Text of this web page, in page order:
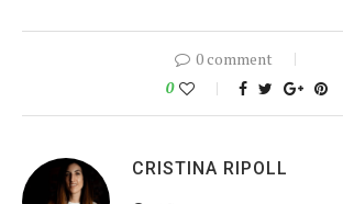
0 comment
0
CRISTINA RIPOLL